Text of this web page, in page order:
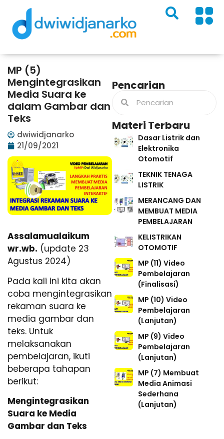
MP (5)
Mengintegrasikan
Media Suara ke
dalam Gambar dan
Teks
dwiwidjanarko
21/09/2021
Assalamualaikum
wr.wb. (update 23
Agustus 2024)
Pada kali ini kita akan
coba mengintegrasikan
rekaman suara ke
media gambar dan
teks. Untuk
melaksanakan
pembelajaran, ikuti
beberapa tahapan
berikut:
Mengintegrasikan
Suara ke Media
Gambar dan Teks
Pencarian
Materi Terbaru
Dasar Listrik dan
Elektronika
Otomotif
TEKNIK TENAGA
LISTRIK
MERANCANG DAN
MEMBUAT MEDIA
PEMBELAJARAN
KELISTRIKAN
OTOMOTIF
MP (11) Video
Pembelajaran
(Finalisasi)
MP (10) Video
Pembelajaran
(Lanjutan)
MP (9) Video
Pembelajaran
(Lanjutan)
MP (7) Membuat
Media Animasi
Sederhana
(Lanjutan)